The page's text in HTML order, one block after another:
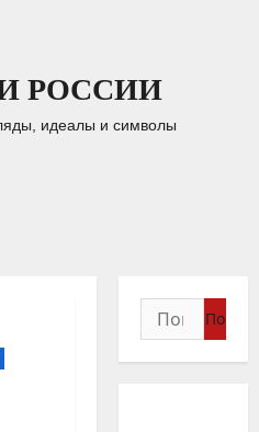
РОССИИ
идеалы и символы
Найти: